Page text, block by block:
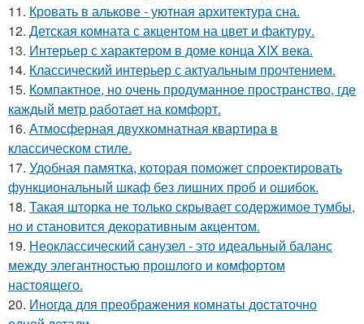
11. Кровать в алькове - уютная архитектура сна.
12. Детская комната с акцентом на цвет и фактуру.
13. Интерьер с характером в доме конца XIX века.
14. Классический интерьер с актуальным прочтением.
15. Компактное, но очень продуманное пространство, где
каждый метр работает на комфорт.
16. Атмосферная двухкомнатная квартира в
классическом стиле.
17. Удобная памятка, которая поможет спроектировать
функциональный шкаф без лишних проб и ошибок.
18. Такая шторка не только скрывает содержимое тумбы,
но и становится декоративным акцентом.
19. Неоклассический санузел - это идеальный баланс
между элегантностью прошлого и комфортом
настоящего.
20. Иногда для преображения комнаты достаточно